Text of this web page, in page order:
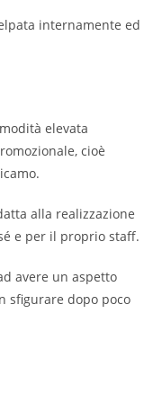
internamente ed
elevata
cioè
alla realizzazione
e per il proprio staff.
avere un aspetto
sfigurare dopo poco